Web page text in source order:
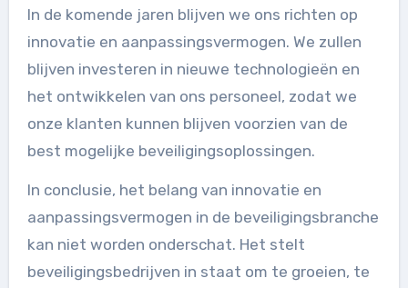
In de komende jaren blijven we ons richten op
innovatie en aanpassingsvermogen. We zullen
blijven investeren in nieuwe technologieën en
het ontwikkelen van ons personeel, zodat we
onze klanten kunnen blijven voorzien van de
best mogelijke beveiligingsoplossingen.
In conclusie, het belang van innovatie en
aanpassingsvermogen in de beveiligingsbranche
kan niet worden onderschat. Het stelt
beveiligingsbedrijven in staat om te groeien, te